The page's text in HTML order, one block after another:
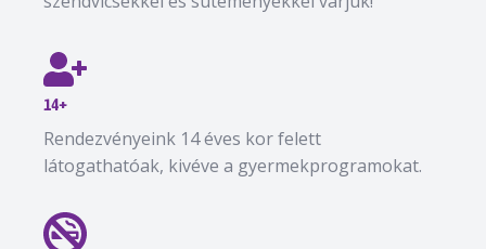
14+
Rendezvényeink 14 éves kor felett
látogathatóak, kivéve a gyermekprogramokat.